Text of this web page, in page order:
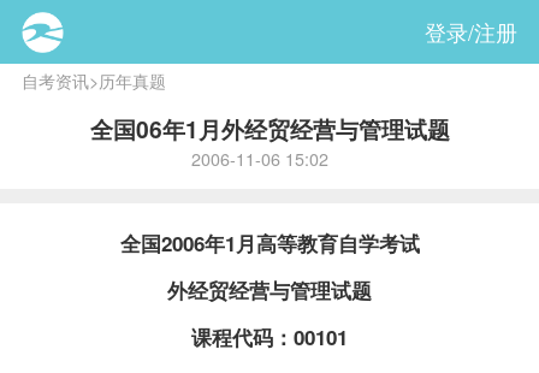
登录/注册
自考资讯>历年真题
全国06年1月外经贸经营与管理试题
2006-11-06 15:02
全国2006年1月高等教育自学考试
外经贸经营与管理试题
课程代码：00101